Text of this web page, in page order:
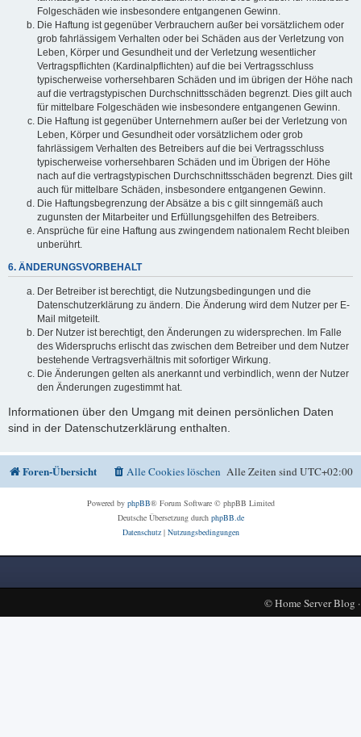
Folgeschäden wie insbesondere entgangenen Gewinn.
Die Haftung ist gegenüber Verbrauchern außer bei vorsätzlichem oder
grob fahrlässigem Verhalten oder bei Schäden aus der Verletzung von
Leben, Körper und Gesundheit und der Verletzung wesentlicher
Vertragspflichten (Kardinalpflichten) auf die bei Vertragsschluss
typischerweise vorhersehbaren Schäden und im übrigen der Höhe nach
auf die vertragstypischen Durchschnittsschäden begrenzt. Dies gilt auch
für mittelbare Folgeschäden wie insbesondere entgangenen Gewinn.
Die Haftung ist gegenüber Unternehmern außer bei der Verletzung von
Leben, Körper und Gesundheit oder vorsätzlichem oder grob
fahrlässigem Verhalten des Betreibers auf die bei Vertragsschluss
typischerweise vorhersehbaren Schäden und im Übrigen der Höhe
nach auf die vertragstypischen Durchschnittsschäden begrenzt. Dies gilt
auch für mittelbare Schäden, insbesondere entgangenen Gewinn.
Die Haftungsbegrenzung der Absätze a bis c gilt sinngemäß auch
zugunsten der Mitarbeiter und Erfüllungsgehilfen des Betreibers.
Ansprüche für eine Haftung aus zwingendem nationalem Recht bleiben
unberührt.
6. ÄNDERUNGSVORBEHALT
Der Betreiber ist berechtigt, die Nutzungsbedingungen und die
Datenschutzerklärung zu ändern. Die Änderung wird dem Nutzer per E-
Mail mitgeteilt.
Der Nutzer ist berechtigt, den Änderungen zu widersprechen. Im Falle
des Widerspruchs erlischt das zwischen dem Betreiber und dem Nutzer
bestehende Vertragsverhältnis mit sofortiger Wirkung.
Die Änderungen gelten als anerkannt und verbindlich, wenn der Nutzer
den Änderungen zugestimmt hat.
Informationen über den Umgang mit deinen persönlichen Daten
sind in der Datenschutzerklärung enthalten.
Foren-Übersicht Alle Zeiten sindUTC+02:00
Alle Cookies löschen
Powered by phpBB® Forum Software © phpBB Limited
Deutsche Übersetzung durch phpBB.de
Datenschutz| Nutzungsbedingungen
©Home Server Blog